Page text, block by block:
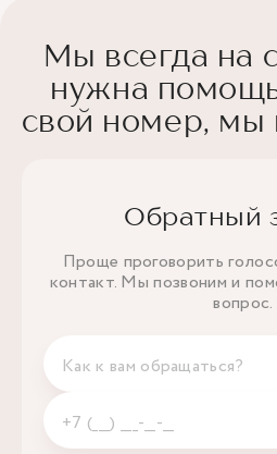
Мы всегда на
нужна
свой номер, мы
Обратный
Проще проговорить
контакт. Мы позвоним и
вопрос.